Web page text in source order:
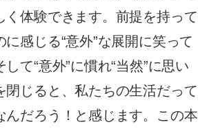
く体験できます。前提を持って
感じる“意外”な展開に笑って
て“意外”に慣れ“当然”に思い
閉じると、私たちの生活だって
んだろう！と感じます。この本